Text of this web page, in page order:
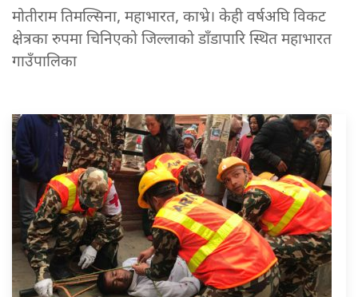
मोतीराम तिमल्सिना, महाभारत, काभ्रे। केही वर्षअघि विकट
क्षेत्रका रुपमा चिनिएको जिल्लाको डाँडापारि स्थित महाभारत
गाउँपालिका